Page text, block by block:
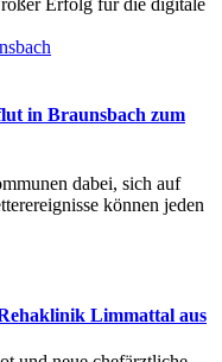
Erfolg für die digitale
in Braunsbach zum
dabei, sich auf
können jeden
Limmattal aus